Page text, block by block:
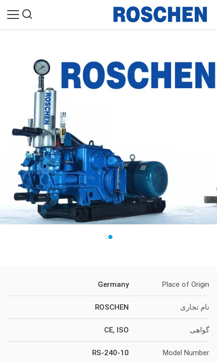
Place of Origin
Germany
نام تجاری ROSCHEN
گواهی CE, ISO
Model Number
RS-240-10